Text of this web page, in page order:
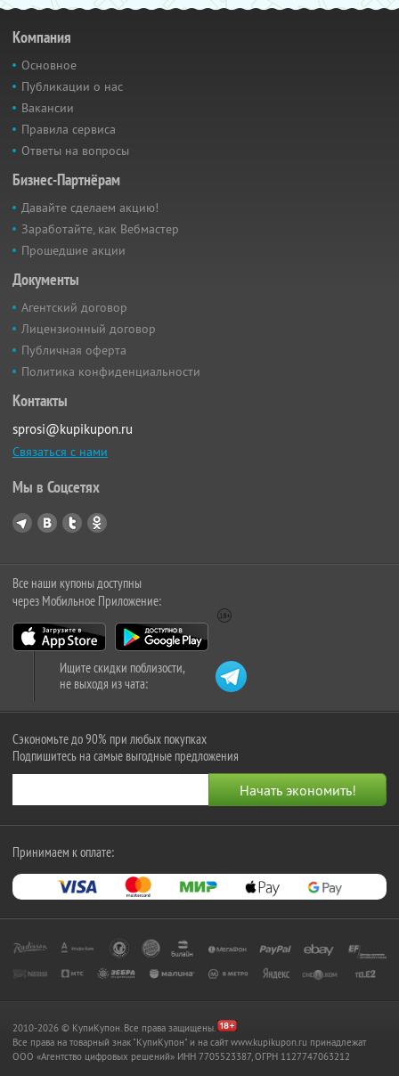
Компания
Основное
Публикации о нас
Вакансии
Правила сервиса
Ответы на вопросы
Бизнес-Партнёрам
Давайте сделаем акцию!
Заработайте, как Вебмастер
Прошедшие акции
Документы
Агентский договор
Лицензионный договор
Публичная оферта
Политика конфиденциальности
Контакты
sprosi@kupikupon.ru
Связаться с нами
Мы в Соцсетях
Все наши купоны доступны
через Мобильное Приложение:
Ищите скидки поблизости,
не выходя из чата:
Сэкономьте до 90% при любых покупках
Подпишитесь на самые выгодные предложения
Принимаем к оплате:
2010-2026 © КупиКупон. Все права защищены.
Все права на товарный знак "КупиКупон" и на сайт www.kupikupon.ru принадлежат
OOO «Агентство цифровых решений» ИНН 7705523387, ОГРН 1127747063212